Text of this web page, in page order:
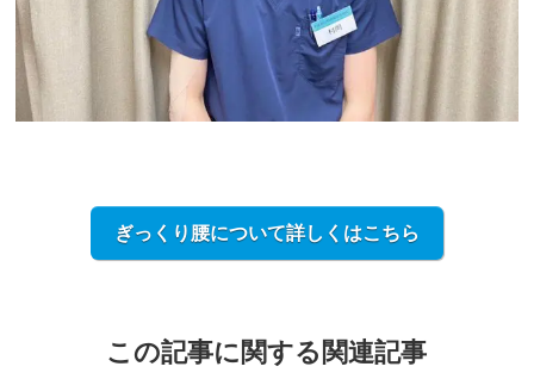
ぎっくり腰について詳しくはこちら
この記事に関する関連記事